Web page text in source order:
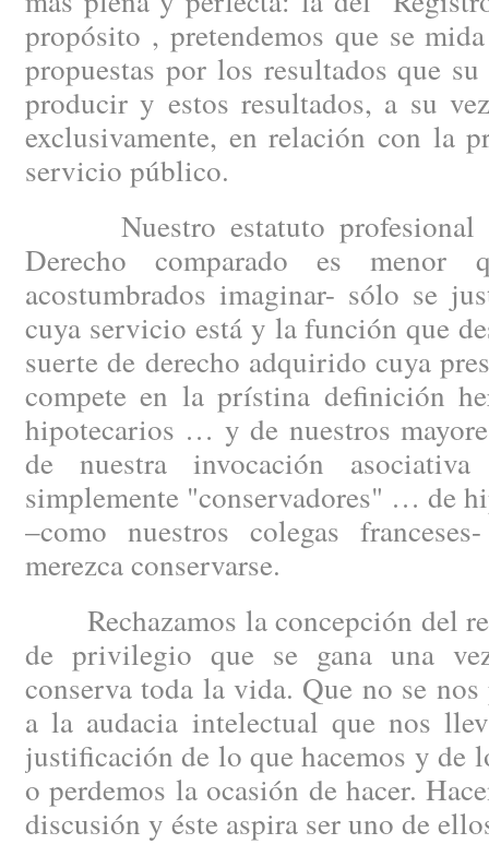
propósito , pretendemos que se
propuestas por los resultados que
producir y estos resultados, a su
exclusivamente, en relación con la
servicio público.
Nuestro estatuto profesional
Derecho comparado es menor
acostumbrados imaginar- sólo se
cuya servicio está y la función que
suerte de derecho adquirido cuya
compete en la prístina definición
hipotecarios … y de nuestros
de nuestra invocación
simplemente "conservadores" … de
–como nuestros colegas
merezca conservarse.
Rechazamos la concepción del
de privilegio que se gana una
conserva toda la vida. Que no se
a la audacia intelectual que nos
justificación de lo que hacemos y de
o perdemos la ocasión de hacer.
discusión y éste aspira ser uno de